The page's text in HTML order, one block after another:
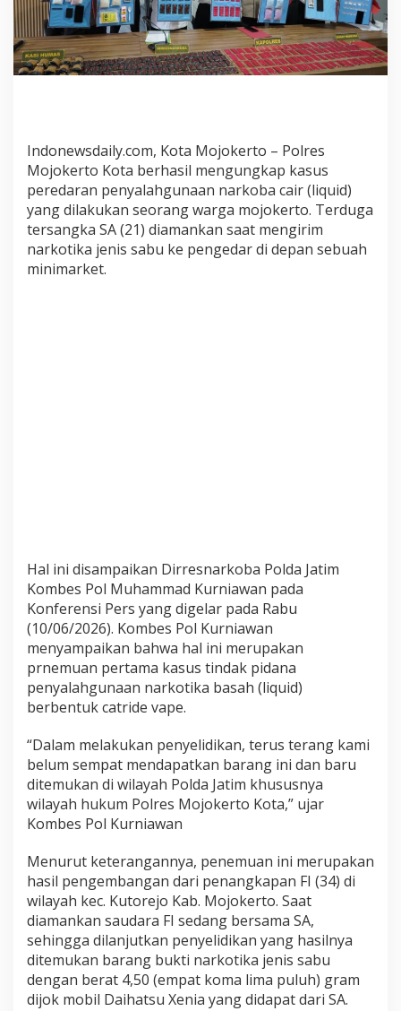
o
t
a
B
e
s
l
A
m
a
n
0
C
a
t
r
i
d
a
p
e
Indonewsdaily.com, Kota Mojokerto – Polres
Mojokerto Kota berhasil mengungkap kasus
peredaran penyalahgunaan narkoba cair (liquid)
yang dilakukan seorang warga mojokerto. Terduga
tersangka SA (21) diamankan saat mengirim
narkotika jenis sabu ke pengedar di depan sebuah
minimarket.
Hal ini disampaikan Dirresnarkoba Polda Jatim
Kombes Pol Muhammad Kurniawan pada
Konferensi Pers yang digelar pada Rabu
(10/06/2026). Kombes Pol Kurniawan
menyampaikan bahwa hal ini merupakan
prnemuan pertama kasus tindak pidana
penyalahgunaan narkotika basah (liquid)
berbentuk catride vape.
“Dalam melakukan penyelidikan, terus terang kami
belum sempat mendapatkan barang ini dan baru
ditemukan di wilayah Polda Jatim khususnya
wilayah hukum Polres Mojokerto Kota,” ujar
Kombes Pol Kurniawan
Menurut keterangannya, penemuan ini merupakan
hasil pengembangan dari penangkapan FI (34) di
wilayah kec. Kutorejo Kab. Mojokerto. Saat
diamankan saudara FI sedang bersama SA,
sehingga dilanjutkan penyelidikan yang hasilnya
ditemukan barang bukti narkotika jenis sabu
dengan berat 4,50 (empat koma lima puluh) gram
dijok mobil Daihatsu Xenia yang didapat dari SA.